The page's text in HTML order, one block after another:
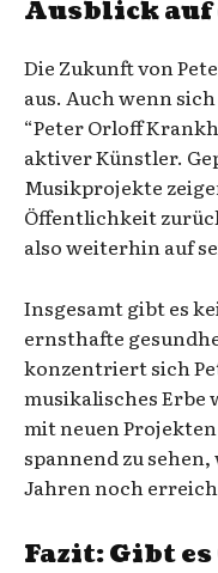
Ausblick
Die Zukunft von
aus. Auch wenn
“Peter Orloff
aktiver Künstler.
Musikprojekte
Öffentlichkeit
also weiterhin auf
Insgesamt gibt es
ernsthafte
konzentriert sich
musikalisches Erbe
mit neuen
spannend zu
Jahren noch
Fazit: Gibt